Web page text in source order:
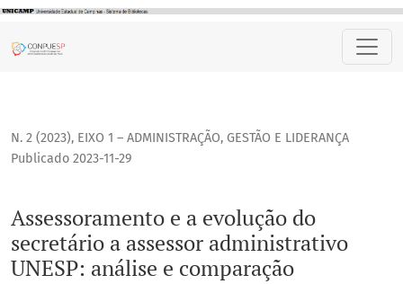
Assessoramento e a evolução do secretário a assessor
N. 2 (2023), EIXO 1 – ADMINISTRAÇÃO, GESTÃO E LIDERANÇA
Assessoramento e a evolução do
secretário a assessor administrativo
UNESP: análise e comparação
Publicado 2023-11-29